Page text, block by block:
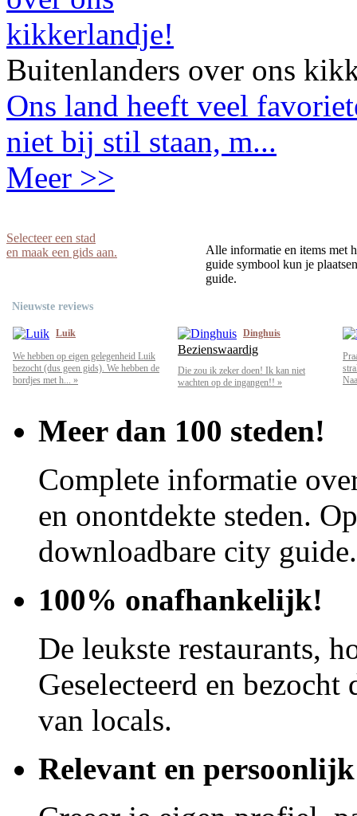
Buitenlanders over ons
Ons land heeft veel
niet bij stil staan, m...
Meer >>
Selecteer een stad
en maak een gids aan.
Alle informatie en items met
guide symbool kun je
guide.
Nieuwste reviews
Luik
We hebben op eigen gelegenheid Luik
bezocht (dus geen gids). We hebben de
bordjes met h... »
Dinghuis
Bezienswaardig
Die zou ik zeker doen! Ik kan niet
wachten op de ingangen!! »
Meer dan 100 steden!
Complete informatie
en onontdekte steden.
downloadbare city guide.
100% onafhankelijk!
De leukste restaurants,
Geselecteerd en
van locals.
Relevant en persoonlijk